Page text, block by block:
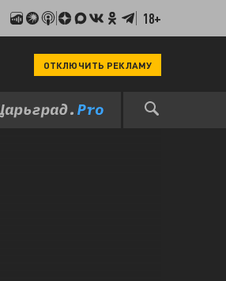
18+
ОТКЛЮЧИТЬ РЕКЛАМУ